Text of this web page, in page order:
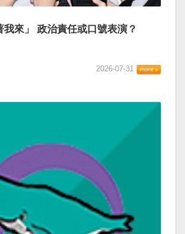
我來」 政治責任或口號表演？
2026-07-31